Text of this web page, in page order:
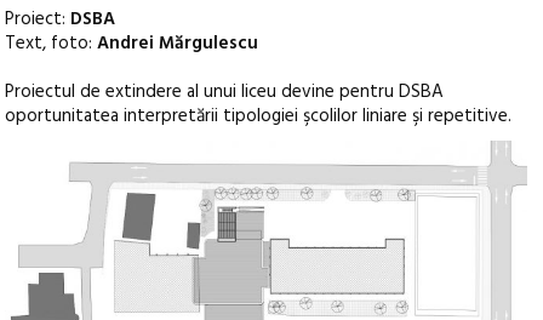
Proiect: DSBA
Text, foto:Andrei Mărgulescu
Proiectul de extindere al unui liceu devine pentru DSBA
oportunitatea interpretării tipologiei şcolilor liniare şi repetitive.